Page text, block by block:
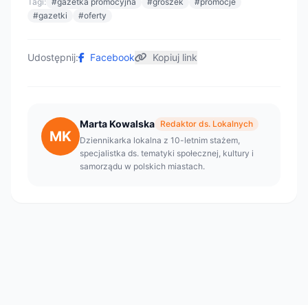
#gazetki
#oferty
Udostępnij: Facebook Kopiuj link
MK
Marta Kowalska Redaktor ds. Lokalnych
Dziennikarka lokalna z 10-letnim stażem,
specjalistka ds. tematyki społecznej, kultury i
samorządu w polskich miastach.